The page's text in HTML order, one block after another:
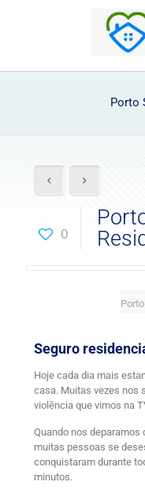
Porto
0
Seguro
Hoje cada dia mais
casa. Muitas vezes nos
violência que vimos na
Quando nos
muitas pessoas se
conquistaram durante
minutos.